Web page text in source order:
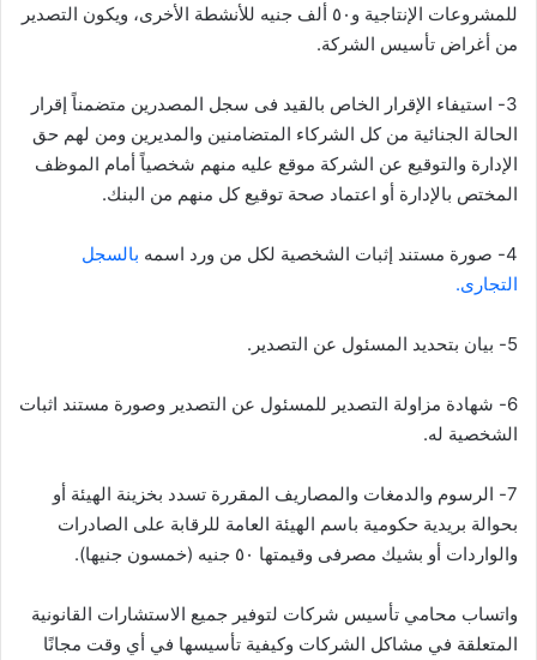
للمشروعات الإنتاجية و٥٠ ألف جنيه للأنشطة الأخرى، ويكون التصدير
من أغراض تأسيس الشركة.
3- استيفاء الإقرار الخاص بالقيد فى سجل المصدرين متضمناً إقرار
الحالة الجنائية من كل الشركاء المتضامنين والمديرين ومن لهم حق
الإدارة والتوقيع عن الشركة موقع عليه منهم شخصياً أمام الموظف
المختص بالإدارة أو اعتماد صحة توقيع كل منهم من البنك.
4- صورة مستند إثبات الشخصية لكل من ورد اسمه
بالسجل
التجارى.
5- بيان بتحديد المسئول عن التصدير.
6- شهادة مزاولة التصدير للمسئول عن التصدير وصورة مستند اثبات
الشخصية له.
7- الرسوم والدمغات والمصاريف المقررة تسدد بخزينة الهيئة أو
بحوالة بريدية حكومية باسم الهيئة العامة للرقابة على الصادرات
والواردات أو بشيك مصرفى وقيمتها ٥٠ جنيه (خمسون جنيها).
واتساب محامي تأسيس شركات لتوفير جميع الاستشارات القانونية
المتعلقة في مشاكل الشركات وكيفية تأسيسها في أي وقت مجانًا